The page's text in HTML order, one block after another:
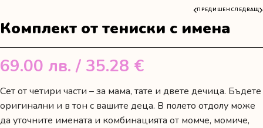
ПРЕДИШЕН СЛЕДВАЩ
Комплект от тениски с имена
69.00 лв. / 35.28 €
Сет от четири части – за мама, тате и двете дечица. Бъдете
оригинални и в тон с вашите деца. В полето отдолу може
да уточните имената и комбинацията от момче, момиче,